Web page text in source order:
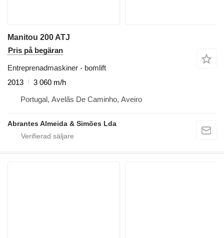
Manitou 200 ATJ
Pris på begäran
Entreprenadmaskiner - bomlift
2013
3 060 m/h
Portugal, Avelãs De Caminho, Aveiro
Abrantes Almeida & Simões Lda